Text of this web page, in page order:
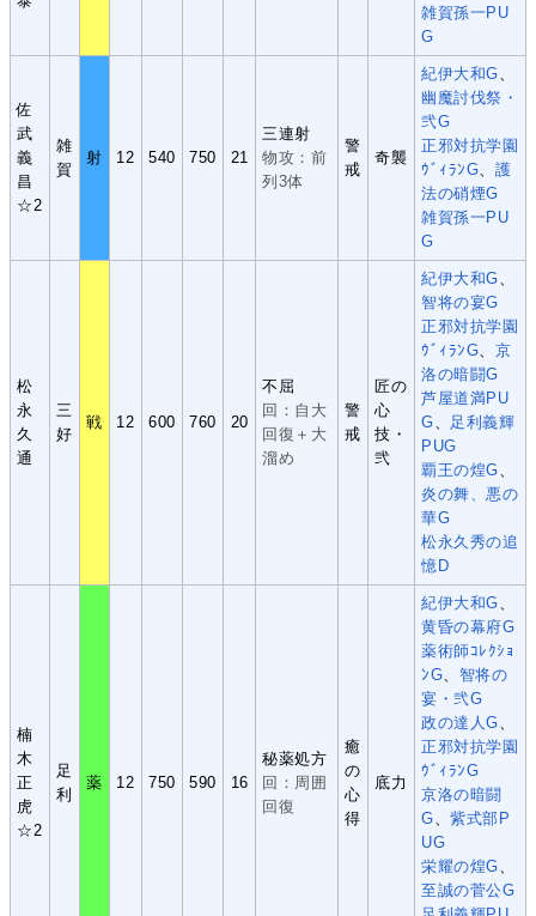
雑賀孫一PU
G
佐
武
義
昌
☆2
雑
賀
射 12 540 750 21
三連射
物攻：前
列3体
警
戒
奇襲
紀伊大和G
幽魔討伐祭・
弐G
正邪対抗学園
ｳﾞｨﾗﾝG
護
法の硝煙G
雑賀孫一PU
G
松
永
久
通
三
好
戦 12 600 760 20
不屈
回：自大
回復＋大
溜め
警
戒
匠の
心
技・
弐
紀伊大和G
智将の宴G
正邪対抗学園
ｳﾞｨﾗﾝG
京
洛の暗闘G
芦屋道満PU
G
足利義輝
PUG
覇王の煌G
炎の舞、悪の
華G
松永久秀の追
憶D
楠
木
正
虎
☆2
足
利
薬 12 750 590 16
秘薬処方
回：周囲
回復
癒
の
心
得
底力
紀伊大和G
黄昏の幕府G
薬術師ｺﾚｸｼｮ
ﾝG
智将の
宴・弐G
政の達人G
正邪対抗学園
ｳﾞｨﾗﾝG
京洛の暗闘
G 、紫式部P
UG
栄耀の煌G
至誠の菅公G